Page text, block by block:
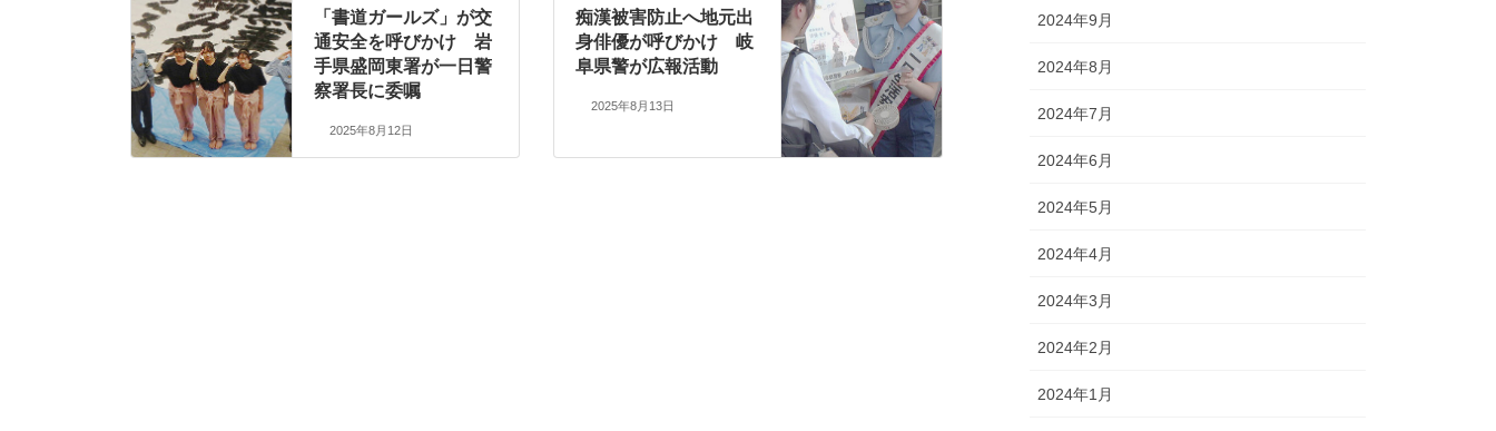
「書道ガールズ」が交
通安全を呼びかけ 岩
手県盛岡東署が一日警
察署長に委嘱
2025年8月12日
痴漢被害防止へ地元出
身俳優が呼びかけ 岐
阜県警が広報活動
2025年8月13日
2024年9月
2024年8月
2024年7月
2024年6月
2024年5月
2024年4月
2024年3月
2024年2月
2024年1月